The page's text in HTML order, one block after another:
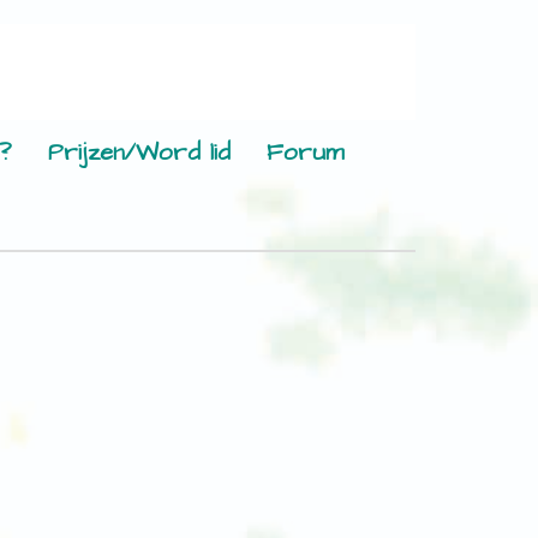
Prijzen/Word lid Forum